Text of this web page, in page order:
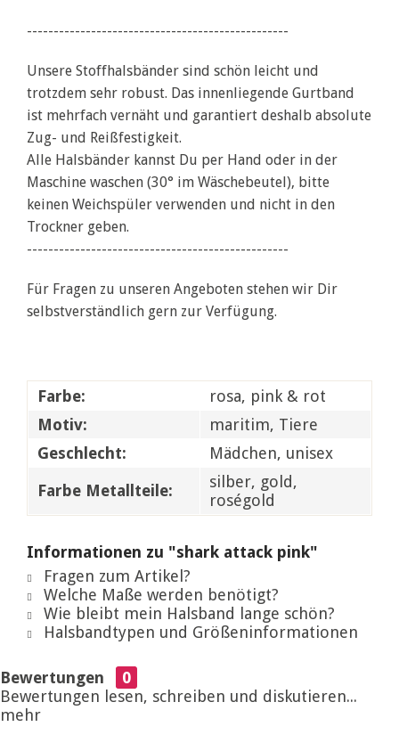
-------------------------------------------------
Unsere Stoffhalsbänder sind schön leicht und
trotzdem sehr robust. Das innenliegende Gurtband
ist mehrfach vernäht und garantiert deshalb absolute
Zug- und Reißfestigkeit.
Alle Halsbänder kannst Du per Hand oder in der
Maschine waschen (30° im Wäschebeutel), bitte
keinen Weichspüler verwenden und nicht in den
Trockner geben.
-------------------------------------------------
Für Fragen zu unseren Angeboten stehen wir Dir
selbstverständlich gern zur Verfügung.
Farbe:
rosa, pink & rot
Motiv:
maritim, Tiere
Geschlecht:
Mädchen, unisex
Farbe Metallteile:
silber, gold,
roségold
Informationen zu "shark attack pink"
Fragen zum Artikel?
Welche Maße werden benötigt?
Wie bleibt mein Halsband lange schön?
Halsbandtypen und Größeninformationen
Bewertungen
0
Bewertungen lesen, schreiben und diskutieren...
mehr